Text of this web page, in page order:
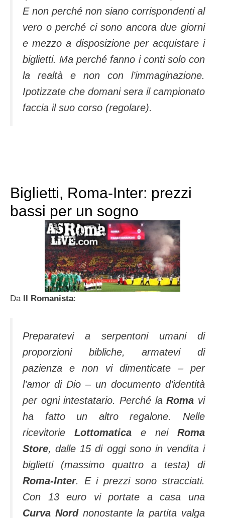
E non perché non siano corrispondenti al
vero o perché ci sono ancora due giorni
e mezzo a disposizione per acquistare i
biglietti. Ma perché fanno i conti solo con
la realtà e non con l’immaginazione.
Ipotizzate che domani sera il campionato
faccia il suo corso (regolare).
Biglietti, Roma-Inter: prezzi
bassi per un sogno
Da Il Romanista:
Preparatevi a serpentoni umani di
proporzioni bibliche, armatevi di
pazienza e non vi dimenticate – per
l’amor di Dio – un documento d’identità
per ogni intestatario. Perché laRoma vi
ha fatto un altro regalone. Nelle
ricevitorie Lottomatica e nei Roma
Store, dalle 15 di oggi sono in vendita i
biglietti (massimo quattro a testa) di
Roma-Inter. E i prezzi sono stracciati.
Con 13 euro vi portate a casa una
Curva Nordnonostante la partita valga